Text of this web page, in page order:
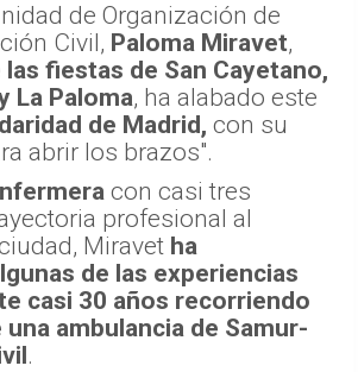
de Organización de
Civil, Paloma Miravet,
fiestas de San Cayetano,
La Paloma, ha alabado este
de Madrid, con su
abrir los brazos".
con casi tres
profesional al
Miravet ha
de las experiencias
casi 30 años recorriendo
ambulancia de Samur-
.